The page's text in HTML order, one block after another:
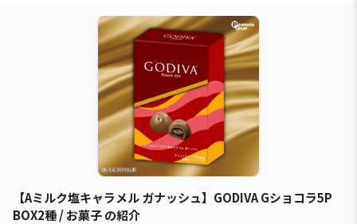
【Aミルク塩キャラメル ガナッシュ】GODIVA Gショコラ5P
BOX2種 / お菓子 の紹介